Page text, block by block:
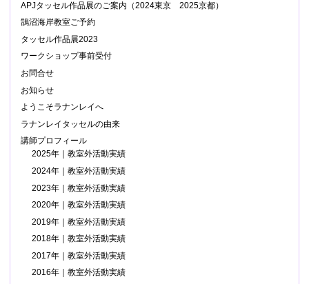
APJタッセル作品展のご案内（2024東京 2025京都）
鵠沼海岸教室ご予約
タッセル作品展2023
ワークショップ事前受付
お問合せ
お知らせ
ようこそラナンレイへ
ラナンレイタッセルの由来
講師プロフィール
2025年｜教室外活動実績
2024年｜教室外活動実績
2023年｜教室外活動実績
2020年｜教室外活動実績
2019年｜教室外活動実績
2018年｜教室外活動実績
2017年｜教室外活動実績
2016年｜教室外活動実績